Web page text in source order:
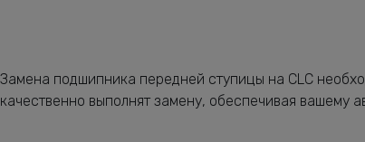
Замена подшипника передней ступицы на CLC
качественно выполнят замену, обеспечивая вашему